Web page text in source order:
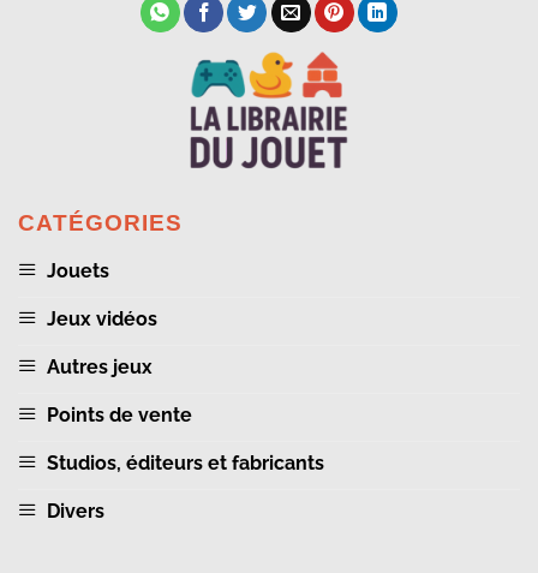
CATÉGORIES
Jouets
Jeux vidéos
Autres jeux
Points de vente
Studios, éditeurs et fabricants
Divers